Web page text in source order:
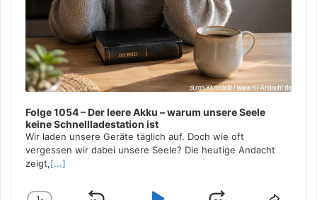
Folge 1054 – Der leere Akku – warum unsere Seele
keine Schnellladestation ist
Wir laden unsere Geräte täglich auf. Doch wie oft
vergessen wir dabei unsere Seele? Die heutige Andacht
zeigt,[...]